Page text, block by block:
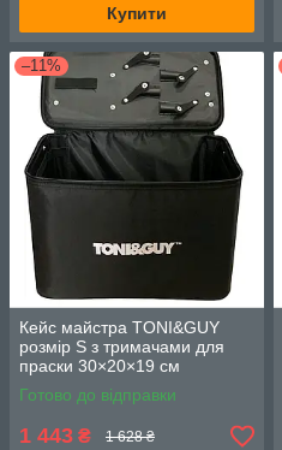
Купити
–11%
Кейс майстра TONI&GUY
розмір S з тримачами для
праски 30×20×19 см
Готово до відправки
1 443 ₴ 1 628 ₴